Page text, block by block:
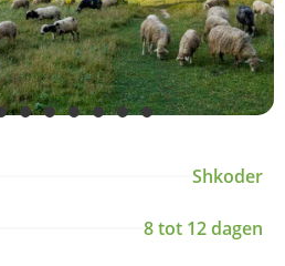
Shkoder
8 tot 12 dagen